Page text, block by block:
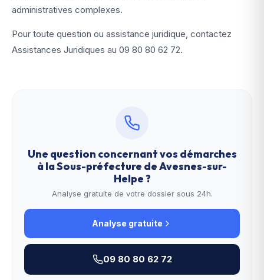
administratives complexes.
Pour toute question ou assistance juridique, contactez
Assistances Juridiques au 09 80 80 62 72.
Une question concernant vos démarches
à laSous-préfecture de Avesnes-sur-
Helpe?
Analyse gratuite de votre dossier sous 24h.
Analyse gratuite
09 80 80 62 72